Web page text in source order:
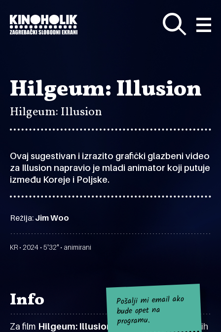
glavni
sadržaj
Hilgeum: Illusion
Hilgeum: Illusion
Ovaj sugestivan i izrazito grafički glazbeni video
za Illusion napravio je mladi animator koji putuje
između Koreje i Poljske.
Režija: Jim Woo
KR • 2024 • 5'32" • animirani
Info
Za film Hilgeum: Illusion
za sad nema najavljenih
Pošalji mi email ako
bude opet na
programu.